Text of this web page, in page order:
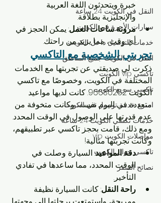
النقل في الكويت 24 ساعة
سيارات الأجرة في الكويت
خدمات التوصيل داخل الكويت
النقل في الكويت جميع المناطق
تاكسي vip الكويت
تاكسي سريع الكويت
اسرع خدمة توصيل في الكويت
خدمات تكسي الكويت 24 ساعة
مواصلات الكويت vip
تاكسي جوال الكويت
نصائح السفر
خبرة ويتحدثون اللغة العربية
والإنجليزية بطلاقة.
مرونة ساعات العمل: يمكن الحجز في
أي وقت، مما يزيد من راحتك.
تجربتي الشخصية مع التاكسي
ذكرت لي صديقتي عن تجربتها مع الخدمات
المختلفة في الكويت، وخصوصًا مع تاكسي
الكويت 96630262. كانت لديها مواعيد
متعددة في اليوم نفسه، وكانت متخوفة من
عدم قدرتها على الوصول في الوقت المحدد.
ومع ذلك، قامت بحجز تاكسي عبر تطبيقهم،
وكانت تجربتها مثالية!
دقة المواعيد: السيارة وصلت في
الوقت المحدد، مما ساعدها في تفادي
التأخير.
راحة النقل: كانت السيارة نظيفة